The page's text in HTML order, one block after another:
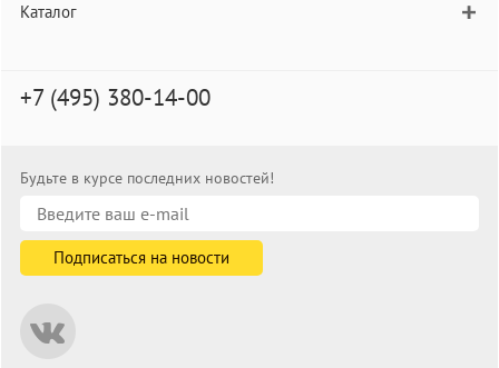
Каталог
+7 (495) 380-14-00
Будьте в курсе последних новостей!